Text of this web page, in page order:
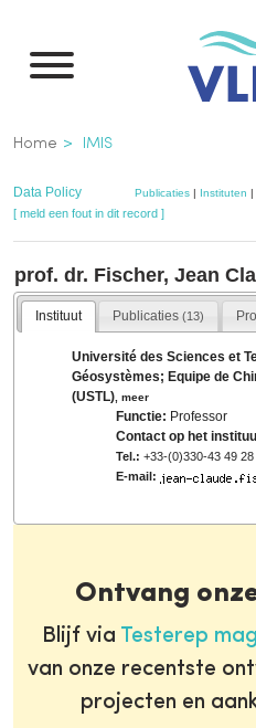
naar
inhoud
gaan
Kruimelpad
Home IMIS
Data Policy Publicaties| Instituten |
[ meld een fout in dit record ]
prof. dr. Fischer, Jean
Instituut Publicaties(13)
Université des Sciences et
Géosystèmes; Equipe de
(USTL) ,meer
Functie: Professor
Contact op het
Tel.: +33-(0)330-43 49 28
E-mail:
Ontvang
Blijf via Testerep
van onze recentste
projecten en